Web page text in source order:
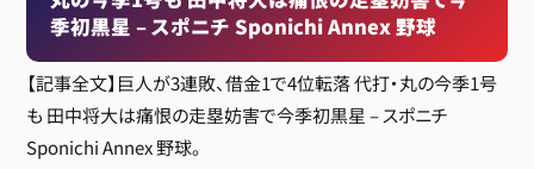
季初黒星 – スポニチ Sponichi Annex 野球
【記事全文】巨人が3連敗、借金1で4位転落 代打・丸の今季1号
も 田中将大は痛恨の走塁妨害で今季初黒星 – スポニチ
Sponichi Annex 野球。